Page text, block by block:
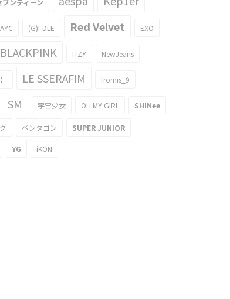
ブンティーン
(G)I-DLE Red Velvet EXO
BLACKPINK ITZY NewJeans
LE SSERAFIM fromis_9
SM 宇宙少女 OH MY GIRL SHINee
ペンタゴン SUPER JUNIOR
YG iKON